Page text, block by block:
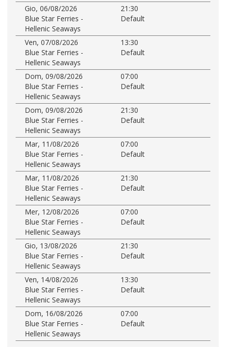
Gio, 06/08/2026
21:30
Blue Star Ferries -
Hellenic Seaways
Default
Ven, 07/08/2026
13:30
Blue Star Ferries -
Hellenic Seaways
Default
Dom, 09/08/2026
07:00
Blue Star Ferries -
Hellenic Seaways
Default
Dom, 09/08/2026
21:30
Blue Star Ferries -
Hellenic Seaways
Default
Mar, 11/08/2026
07:00
Blue Star Ferries -
Hellenic Seaways
Default
Mar, 11/08/2026
21:30
Blue Star Ferries -
Hellenic Seaways
Default
Mer, 12/08/2026
07:00
Blue Star Ferries -
Hellenic Seaways
Default
Gio, 13/08/2026
21:30
Blue Star Ferries -
Hellenic Seaways
Default
Ven, 14/08/2026
13:30
Blue Star Ferries -
Hellenic Seaways
Default
Dom, 16/08/2026
07:00
Blue Star Ferries -
Hellenic Seaways
Default